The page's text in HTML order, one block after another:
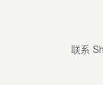
联系